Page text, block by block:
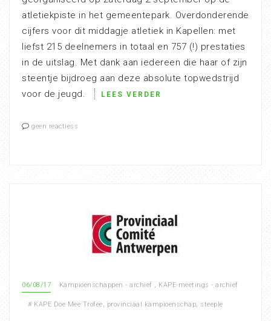
atletiekpiste in het gemeentepark. Overdonderende
cijfers voor dit middagje atletiek in Kapellen: met
liefst 215 deelnemers in totaal en 757 (!) prestaties
in de uitslag. Met dank aan iedereen die haar of zijn
steentje bijdroeg aan deze absolute topwedstrijd
voor de jeugd.
LEES VERDER
geen reactiess
06/08/17 Kampioenschappen - archief , KAPE-meetings - archief
# KAPE Doe Mee Trofee, provinciaal kampioenschap, steeple